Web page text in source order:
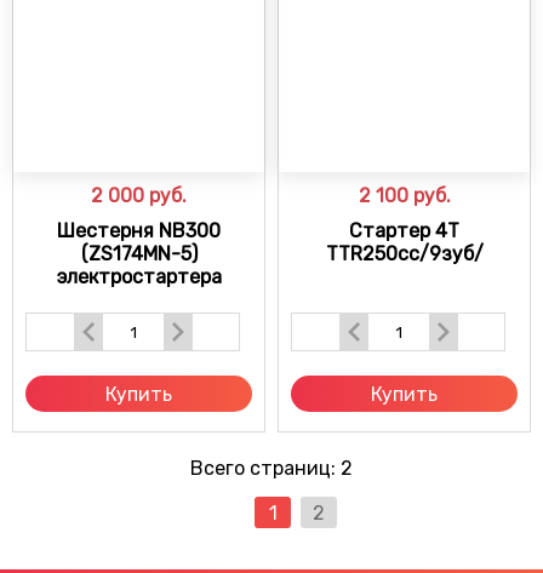
2 000 руб.
Шестерня NB300
(ZS174MN-5)
электростартера
Купить
2 100 руб.
Стартер 4T
TTR250cc/9зуб/
Купить
Всего страниц: 2
1
2